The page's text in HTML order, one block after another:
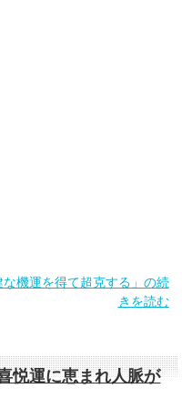
機運を得て超克する」の続
きを読む
悦運に恵まれ人脈が